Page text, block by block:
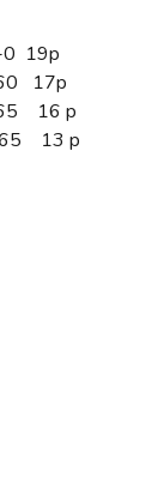
19p
17p
16 p
13 p